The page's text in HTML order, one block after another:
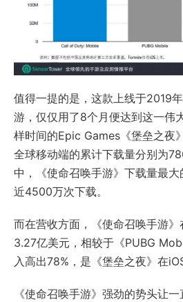
值得一提的是，这款上线于2019
游，仅仅用了8个月便达到这一伟
样时间的Epic Games《堡垒之夜
全球移动端的累计下载量分别为
中，《使命召唤手游》下载量最
近4500万次下载。
而在营收方面，《使命召唤手游
3.27亿美元，相较于《PUBG
入高出78%，是《堡垒之夜》在
《使命召唤手游》强劲的势头让